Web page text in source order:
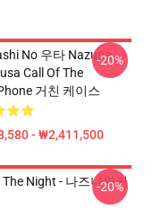
No 우타 Nazuna
Call Of The
거친 케이스
- ₩2,411,500
-20%
The Night - 나즈나워커
-20%